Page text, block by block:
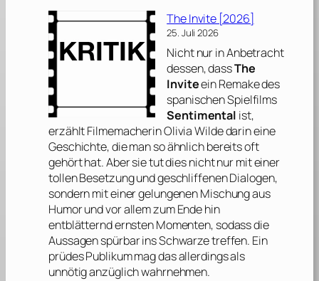
The Invite [2026]
25. Juli 2026
Nicht nur in Anbetracht
dessen, dassThe
Inviteein Remake des
spanischen Spielfilms
Sentimental ist,
erzählt FilmemacherinOlivia Wildedarin eine
Geschichte, die man so ähnlich bereits oft
gehört hat. Aber sie tut dies nicht nur mit einer
tollen Besetzung und geschliffenen Dialogen,
sondern mit einer gelungenen Mischung aus
Humor und vor allem zum Ende hin
entblätternd ernsten Momenten, sodass die
Aussagen spürbar ins Schwarze treffen. Ein
prüdes Publikum mag das allerdings als
unnötig anzüglich wahrnehmen.